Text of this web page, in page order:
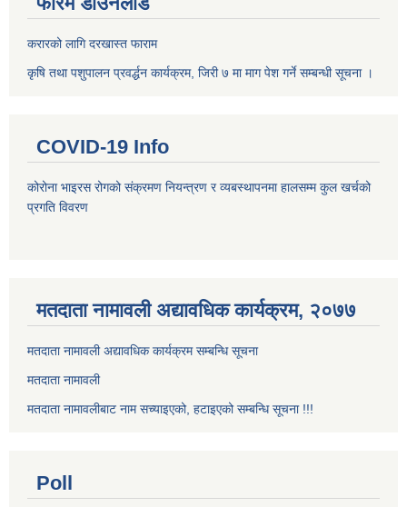
करारको लागि दरखास्त फाराम
कृषि तथा पशुपालन प्रवर्द्धन कार्यक्रम, जिरी ७ मा माग पेश गर्ने सम्बन्धी सूचना ।
COVID-19 Info
कोरोना भाइरस रोगको संक्रमण नियन्त्रण र व्यबस्थापनमा हालसम्म कुल खर्चको
प्रगति विवरण
मतदाता नामावली अद्यावधिक कार्यक्रम, २०७७
मतदाता नामावली अद्यावधिक कार्यक्रम सम्बन्धि सूचना
मतदाता नामावली
मतदाता नामावलीबाट नाम सच्याइएको, हटाइएको सम्बन्धि सूचना !!!
Poll